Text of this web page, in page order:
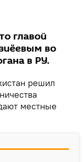
главой
во
в РУ.
решил
местные